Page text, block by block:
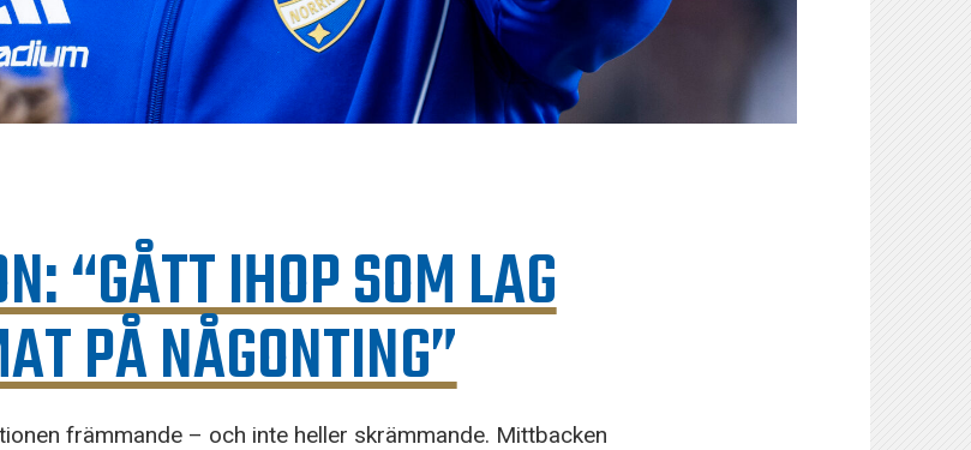
“GÅTT IHOP SOM LAG
PÅ NÅGONTING”
främmande – och inte heller skrämmande. Mittbacken